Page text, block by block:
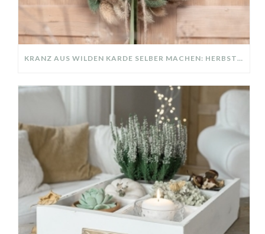
KRANZ AUS WILDEN KARDE SELBER MACHEN: HERBSTDEKO GANZ EINFACH